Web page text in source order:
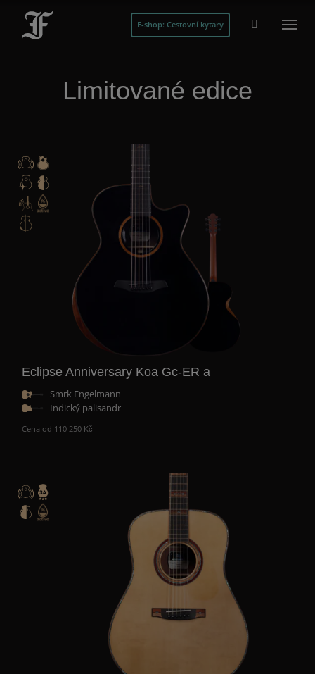
E-shop: Cestovní kytary
Limitované edice
Eclipse Anniversary Koa Gc-ER a
Smrk Engelmann
Indický palisandr
Cena od 110 250 Kč